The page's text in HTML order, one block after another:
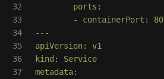
32
33
34
35
36
37
        ports:
        - containerPort: 80
---
apiVersion: v1
kind: Service
metadata: